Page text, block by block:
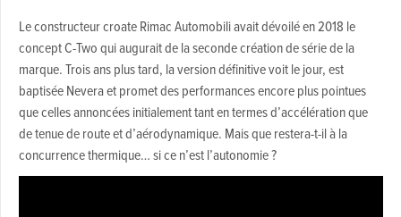
Le constructeur croate Rimac Automobili avait dévoilé en 2018 le
concept C-Two qui augurait de la seconde création de série de la
marque. Trois ans plus tard, la version définitive voit le jour, est
baptisée Nevera et promet des performances encore plus pointues
que celles annoncées initialement tant en termes d’accélération que
de tenue de route et d’aérodynamique. Mais que restera-t-il à la
concurrence thermique… si ce n’est l’autonomie ?